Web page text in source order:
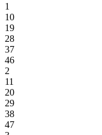
1
10
19
28
37
46
2
11
20
29
38
47